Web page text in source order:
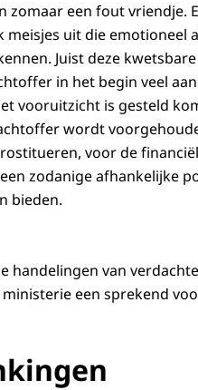
zomaar een fout vriendje.
meisjes uit die emotioneel
Juist deze
in het begin veel
vooruitzicht is gesteld
wordt
voor de
zodanige afhankelijke
bieden.
handelingen van
een sprekend